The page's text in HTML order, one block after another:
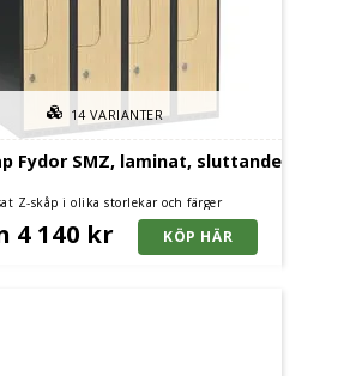
Fydor SMZ, laminat, sluttande
Z-skåp i olika storlekar och färger
14VARIANTER
4 140 kr